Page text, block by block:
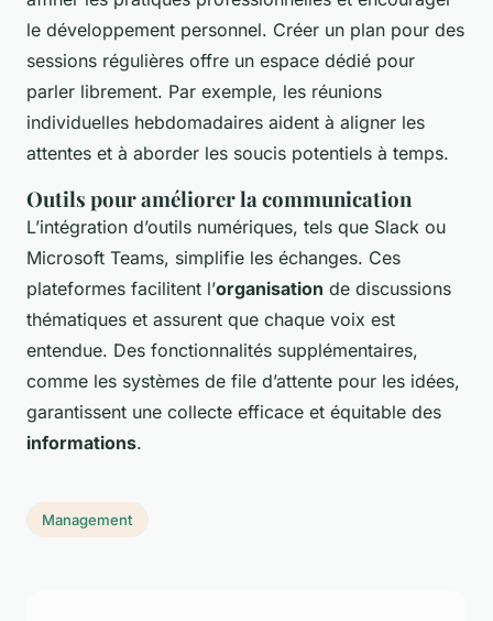
le développement personnel. Créer un plan pour des
sessions régulières offre un espace dédié pour
parler librement. Par exemple, les réunions
individuelles hebdomadaires aident à aligner les
attentes et à aborder les soucis potentiels à temps.
Outils pour améliorer la communication
L’intégration d’outils numériques, tels que Slack ou
Microsoft Teams, simplifie les échanges. Ces
plateformes facilitent l’organisation de discussions
thématiques et assurent que chaque voix est
entendue. Des fonctionnalités supplémentaires,
comme les systèmes de file d’attente pour les idées,
garantissent une collecte efficace et équitable des
informations.
Management